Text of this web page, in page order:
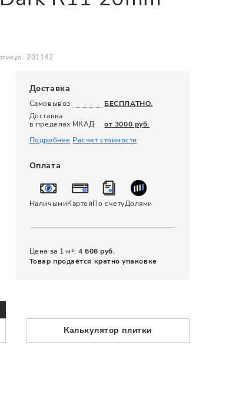
201142
Доставка
Самовывоз
БЕСПЛАТНО.
Доставка
в пределах МКАД
от 3000 руб.
Подробнее Расчет стоимости
Оплата
НаличымиКартойПо счетуДолями
Цена за 1 м²: 4 608 руб.
Товар продаётся кратно упаковке
Калькулятор плитки